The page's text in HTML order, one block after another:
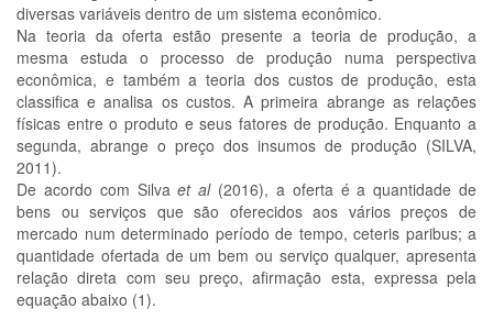
diversas variáveis dentro de um sistema econômico.
Na teoria da oferta estão presente a teoria de produção, a
mesma estuda o processo de produção numa perspectiva
econômica, e também a teoria dos custos de produção, esta
classifica e analisa os custos. A primeira abrange as relações
físicas entre o produto e seus fatores de produção. Enquanto a
segunda, abrange o preço dos insumos de produção (SILVA,
2011).
De acordo com Silvaet al (2016), a oferta é a quantidade de
bens ou serviços que são oferecidos aos vários preços de
mercado num determinado período de tempo, ceteris paribus; a
quantidade ofertada de um bem ou serviço qualquer, apresenta
relação direta com seu preço, afirmação esta, expressa pela
equação abaixo (1).